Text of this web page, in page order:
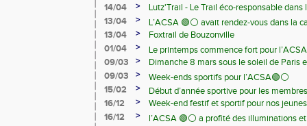
14/04
>
Lutz'Trail - Le Trail éco-responsable dans
13/04
>
L’ACSA 🟢⚪️ avait rendez-vous dans la
13/04
>
Foxtrail de Bouzonville
01/04
>
Le printemps commence fort pour
09/03
>
Dimanche 8 mars sous le soleil de Paris
09/03
>
Week-ends sportifs pour l’ACSA🟢⚪️
15/02
>
Début d’année sportive pour les
16/12
>
Week-end festif et sportif pour nos
16/12
>
l’ACSA 🟢⚪️ a profité des illuminations